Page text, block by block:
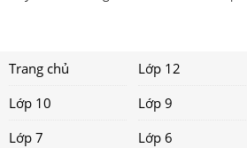
Trang chủ Lớp 12
Lớp 10
Lớp 9
Lớp 7
Lớp 6